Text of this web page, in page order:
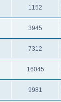
1152
3945
7312
16045
9981